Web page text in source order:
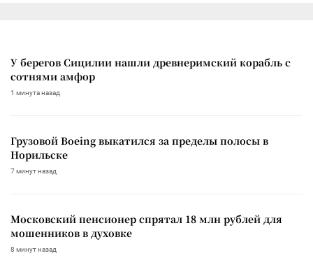
У берегов Сицилии нашли древнеримский корабль с
сотнями амфор
1 минута назад
Грузовой Boeing выкатился за пределы полосы в
Норильске
7 минут назад
Московский пенсионер спрятал 18 млн рублей для
мошенников в духовке
8 минут назад